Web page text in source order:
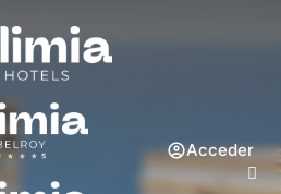
Acceder